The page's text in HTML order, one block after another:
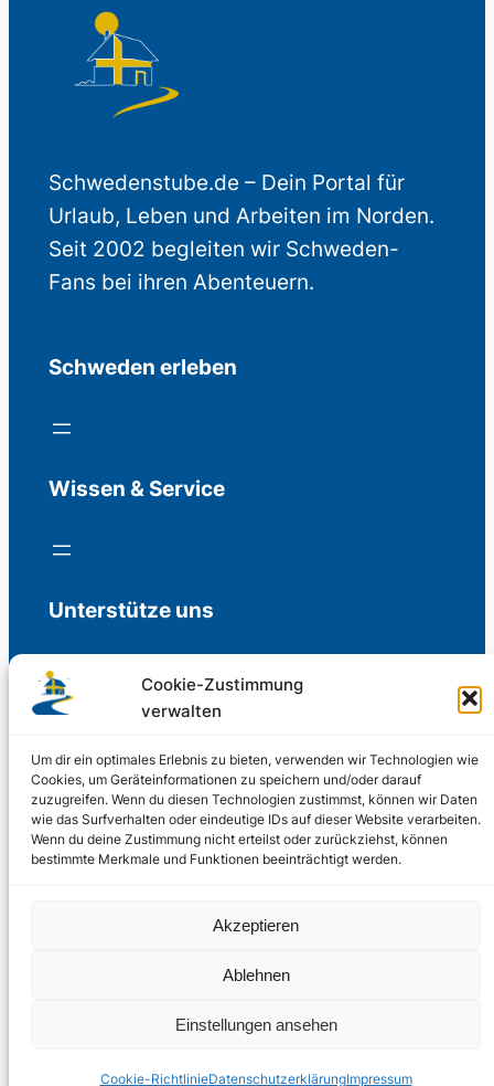
Cookie-Zustimmung
verwalten
Um dir ein optimales Erlebnis zu bieten, verwenden wir Technologien wie
Cookies, um Geräteinformationen zu speichern und/oder darauf
zuzugreifen. Wenn du diesen Technologien zustimmst, können wir Daten
wie das Surfverhalten oder eindeutige IDs auf dieser Website verarbeiten.
Wenn du deine Zustimmung nicht erteilst oder zurückziehst, können
bestimmte Merkmale und Funktionen beeinträchtigt werden.
Akzeptieren
Ablehnen
Einstellungen ansehen
Cookie-RichtlinieDatenschutzerklärungImpressum
Schwedenstube.de – Dein Portal für
Urlaub, Leben und Arbeiten im Norden.
Seit 2002 begleiten wir Schweden-
Fans bei ihren Abenteuern.
Schweden erleben
Wissen & Service
Unterstütze uns
Freiwillige Spenden für die Aufrechterhaltung
Support us
© 2002 – 2026